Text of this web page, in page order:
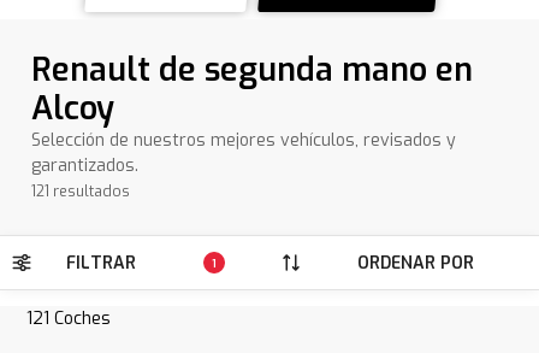
Renault de segunda mano en
Alcoy
Selección de nuestros mejores vehículos, revisados y
garantizados.
121 resultados
FILTRAR 1 ORDENAR POR
121 Coches